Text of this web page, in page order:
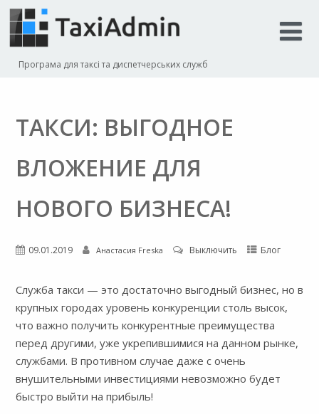
Програма для таксі та диспетчерських служб
ТАКСИ: ВЫГОДНОЕ
ВЛОЖЕНИЕ ДЛЯ
НОВОГО БИЗНЕСА!
09.01.2019 Анастасия Freska Выключить Блог
Служба такси — это достаточно выгодный бизнес, но в
крупных городах уровень конкуренции столь высок,
что важно получить конкурентные преимущества
перед другими, уже укрепившимися на данном рынке,
службами. В противном случае даже с очень
внушительными инвестициями невозможно будет
быстро выйти на прибыль!